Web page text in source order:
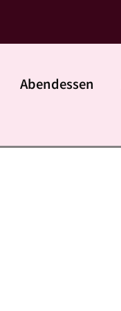
Abendessen